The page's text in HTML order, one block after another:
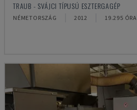
TRAUB - SVÁJCI TÍPUSÚ ESZTERGAGÉP
NÉMETORSZÁG 2012 19.295 ÓRA